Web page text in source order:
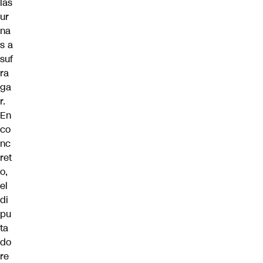
ur
na
s a
suf
ra
ga
r.
En
co
nc
ret
o,
el
di
pu
ta
do
re